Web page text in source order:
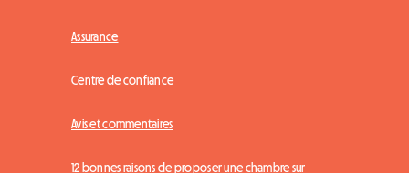
Assurance
Centre de confiance
Avis et commentaires
12 bonnes raisons de proposer une chambre sur